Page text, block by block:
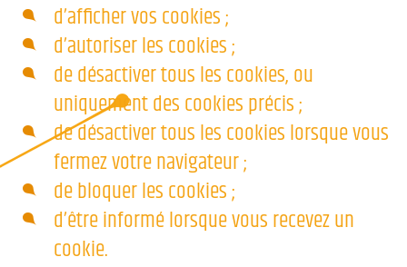
d’afficher vos cookies ;
d’autoriser les cookies ;
de désactiver tous les cookies, ou
uniquement des cookies précis ;
de désactiver tous les cookies lorsque vous
fermez votre navigateur ;
de bloquer les cookies ;
d’être informé lorsque vous recevez un
cookie.